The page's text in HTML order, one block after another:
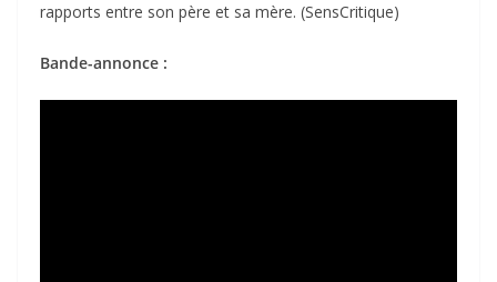
rapports entre son père et sa mère. (SensCritique)
Bande-annonce :